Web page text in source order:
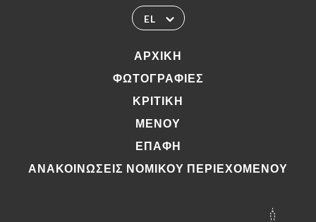
EL
ΑΡΧΙΚΉ
ΦΩΤΟΓΡΑΦΊΕΣ
ΚΡΙΤΙΚΉ
ΜΕΝΟΎ
ΕΠΑΦΉ
ΑΝΑΚΟΙΝΏΣΕΙΣ ΝΟΜΙΚΟΎ ΠΕΡΙΕΧΟΜΈΝΟΥ